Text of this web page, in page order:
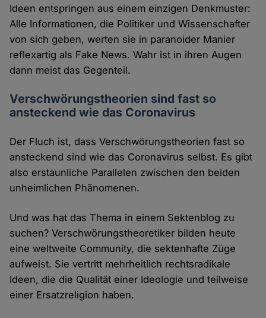
Ideen entspringen aus einem einzigen Denkmuster:
Alle Informationen, die Politiker und Wissenschafter
von sich geben, werten sie in paranoider Manier
reflexartig als Fake News. Wahr ist in ihren Augen
dann meist das Gegenteil.
Verschwörungstheorien sind fast so
ansteckend wie das Coronavirus
Der Fluch ist, dass Verschwörungstheorien fast so
ansteckend sind wie das Coronavirus selbst. Es gibt
also erstaunliche Parallelen zwischen den beiden
unheimlichen Phänomenen.
Und was hat das Thema in einem Sektenblog zu
suchen? Verschwörungstheoretiker bilden heute
eine weltweite Community, die sektenhafte Züge
aufweist. Sie vertritt mehrheitlich rechtsradikale
Ideen, die die Qualität einer Ideologie und teilweise
einer Ersatzreligion haben.